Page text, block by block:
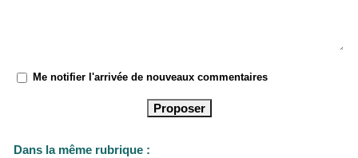
Me notifier l'arrivée de nouveaux commentaires
Dans la même rubrique :